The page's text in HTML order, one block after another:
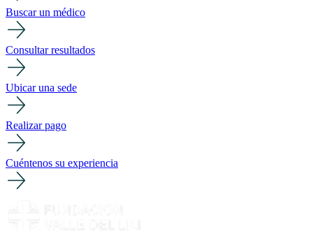
Buscar un médico
Consultar resultados
Ubicar una sede
Realizar pago
Cuéntenos su experiencia